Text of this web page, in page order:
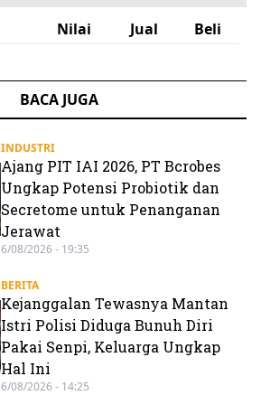
Nilai Jual Beli
BACA JUGA
INDUSTRI
Ajang PIT IAI 2026, PT Bcrobes
Ungkap Potensi Probiotik dan
Secretome untuk Penanganan
Jerawat
6/08/2026 - 19:35
BERITA
Kejanggalan Tewasnya Mantan
Istri Polisi Diduga Bunuh Diri
Pakai Senpi, Keluarga Ungkap
Hal Ini
6/08/2026 - 14:25